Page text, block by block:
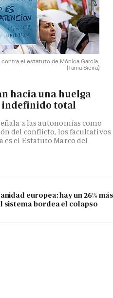
el estatuto de Mónica García.
(Tania Sieira)
hacia una huelga
indefinido total
a las autonomías como
del conflicto, los facultativos
es el Estatuto Marco del
europea: hay un 26%
sistema bordea el colapso